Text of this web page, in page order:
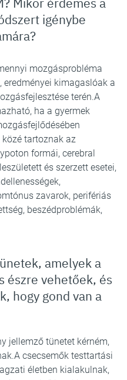
igénybe
mozgásprobléma
eredményei kimagaslóak a
terén.A
ha a gyermek
tartoznak az
formái, cerebral
és szerzett esetei,
zavarok, perifériás
beszédproblémák,
amelyek a
észre vehetőek, és
hogy gond van a
jellemző tünetet kérném,
csecsemők testtartási
életben kialakulnak,